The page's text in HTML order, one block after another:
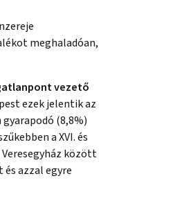
meghaladóan,
vezető
ezek jelentik az
(8,8%)
a XVI. és
között
azzal egyre